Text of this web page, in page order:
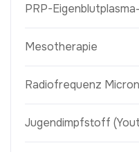
PRP-
Mesotherapie
Radiofrequenz
Jugendimpfstoff